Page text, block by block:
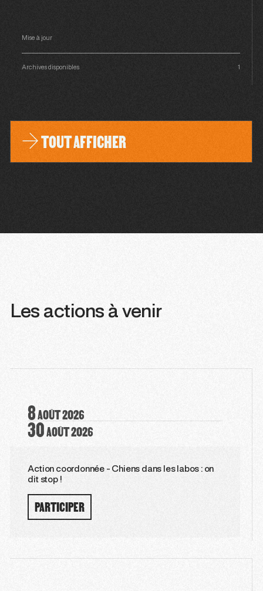
Mise à jour
Archives disponibles 1
TOUT AFFICHER
Les actions à venir
8AOÛT2026
30AOÛT2026
Action coordonnée - Chiens dans les labos : on
dit stop !
PARTICIPER